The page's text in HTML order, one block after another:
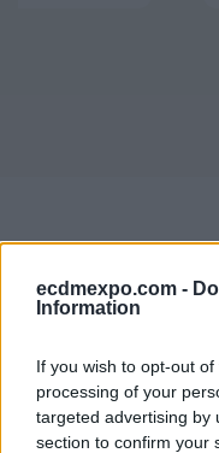
ecdmexpo.com -
Information
If you wish to opt-out
processing of your
targeted advertising by
section to confirm your
Faliro Sports
Moderators